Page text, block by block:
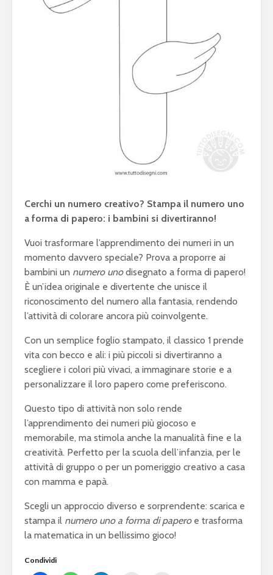
Cerchi un numero creativo? Stampa il numero uno
a forma di papero: i bambini si divertiranno!
Vuoi trasformare l’apprendimento dei numeri in un
momento davvero speciale? Prova a proporre ai
bambini un numero unodisegnato a forma di papero!
È un’idea originale e divertente che unisce il
riconoscimento del numero alla fantasia, rendendo
l’attività di colorare ancora più coinvolgente.
Con un semplice foglio stampato, il classico 1 prende
vita con becco e ali: i più piccoli si divertiranno a
scegliere i colori più vivaci, a immaginare storie e a
personalizzare il loro papero come preferiscono.
Questo tipo di attività non solo rende
l’apprendimento dei numeri più giocoso e
memorabile, ma stimola anche la manualità fine e la
creatività. Perfetto per la scuola dell’infanzia, per le
attività di gruppo o per un pomeriggio creativo a casa
con mamma e papà.
Scegli un approccio diverso e sorprendente: scarica e
stampa il numero uno a forma di paperoe trasforma
la matematica in un bellissimo gioco!
Condividi